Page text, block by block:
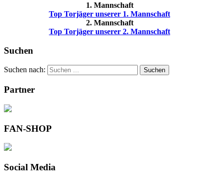
1. Mannschaft
Top Torjäger unserer 1. Mannschaft
2. Mannschaft
Top Torjäger unserer 2. Mannschaft
Suchen
Suchen nach: Suchen
Partner
FAN-SHOP
Social Media